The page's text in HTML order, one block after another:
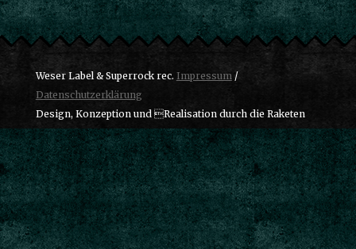
Weser Label & Superrock rec. Impressum/
Datenschutzerklärung
Design, Konzeption und Realisation durch die Raketen